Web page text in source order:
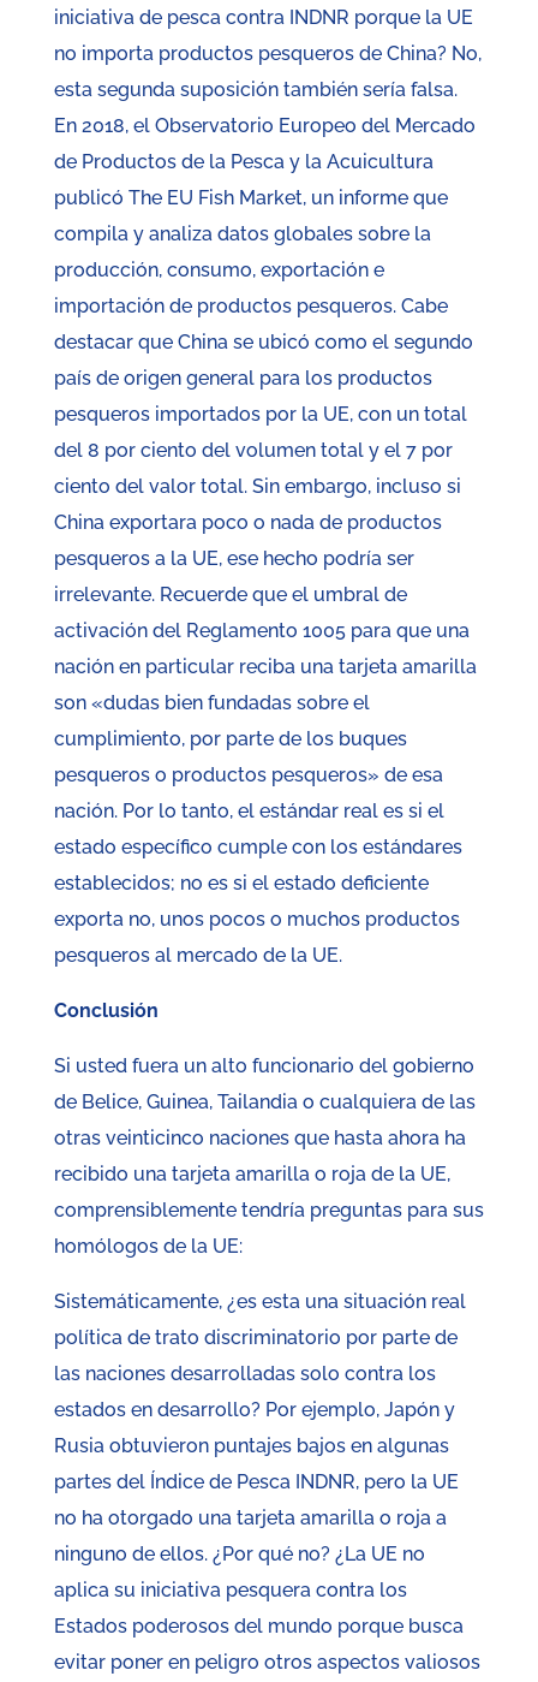
iniciativa de pesca contra INDNR porque la UE
no importa productos pesqueros de China? No,
esta segunda suposición también sería falsa.
En 2018, el Observatorio Europeo del Mercado
de Productos de la Pesca y la Acuicultura
publicó The EU Fish Market, un informe que
compila y analiza datos globales sobre la
producción, consumo, exportación e
importación de productos pesqueros. Cabe
destacar que China se ubicó como el segundo
país de origen general para los productos
pesqueros importados por la UE, con un total
del 8 por ciento del volumen total y el 7 por
ciento del valor total. Sin embargo, incluso si
China exportara poco o nada de productos
pesqueros a la UE, ese hecho podría ser
irrelevante. Recuerde que el umbral de
activación del Reglamento 1005 para que una
nación en particular reciba una tarjeta amarilla
son «dudas bien fundadas sobre el
cumplimiento, por parte de los buques
pesqueros o productos pesqueros» de esa
nación. Por lo tanto, el estándar real es si el
estado específico cumple con los estándares
establecidos; no es si el estado deficiente
exporta no, unos pocos o muchos productos
pesqueros al mercado de la UE.
Conclusión
Si usted fuera un alto funcionario del gobierno
de Belice, Guinea, Tailandia o cualquiera de las
otras veinticinco naciones que hasta ahora ha
recibido una tarjeta amarilla o roja de la UE,
comprensiblemente tendría preguntas para sus
homólogos de la UE:
Sistemáticamente, ¿es esta una situación real
política de trato discriminatorio por parte de
las naciones desarrolladas solo contra los
estados en desarrollo? Por ejemplo, Japón y
Rusia obtuvieron puntajes bajos en algunas
partes del Índice de Pesca INDNR, pero la UE
no ha otorgado una tarjeta amarilla o roja a
ninguno de ellos. ¿Por qué no? ¿La UE no
aplica su iniciativa pesquera contra los
Estados poderosos del mundo porque busca
evitar poner en peligro otros aspectos valiosos